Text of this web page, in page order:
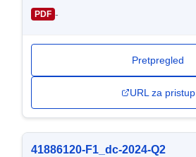
PDF -
Pretpregled
URL za pristup
41886120-F1_dc-2024-Q2